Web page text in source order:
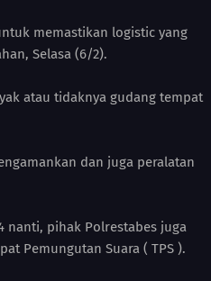
memastikan logistic yang
Selasa (6/2).
atau tidaknya gudang tempat
dan juga peralatan
nanti, pihak Polrestabes juga
Pemungutan Suara ( TPS ).